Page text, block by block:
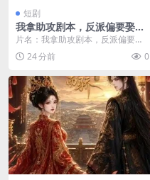
短剧
我拿助攻剧本，反派偏要娶我
（39集）AI短剧 (2026)
片名：我拿助攻剧本，反派偏要娶
我（39集）AI短剧 (2026) 分类：短
剧 年...24 分前 0